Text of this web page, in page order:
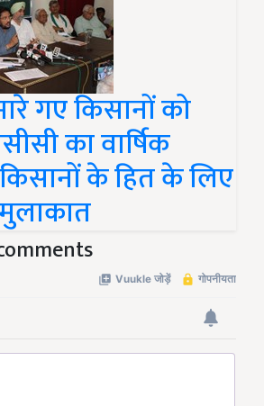
गए किसानों को
का वार्षिक
किसानों के हित के लिए
मुलाकात